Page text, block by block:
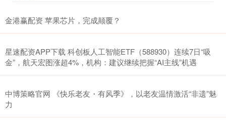
金港赢配资 苹果芯片，完成颠覆？
星速配资APP下载 科创板人工智能ETF（588930）连续7日“吸
金”，航天宏图涨超4%，机构：建议继续把握“AI主线”机遇
中博策略官网 《快乐老友・有风季》，以老友温情激活“非遗”魅
力